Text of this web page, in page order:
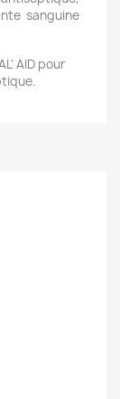
sanguine
AID pour